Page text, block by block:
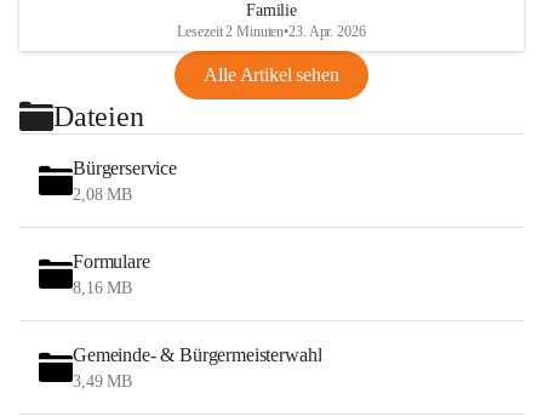
Familie
Lesezeit 2 Minuten•23. Apr. 2026
Alle Artikel sehen
Dateien
Bürgerservice
2,08 MB
Formulare
8,16 MB
Gemeinde- & Bürgermeisterwahl
3,49 MB